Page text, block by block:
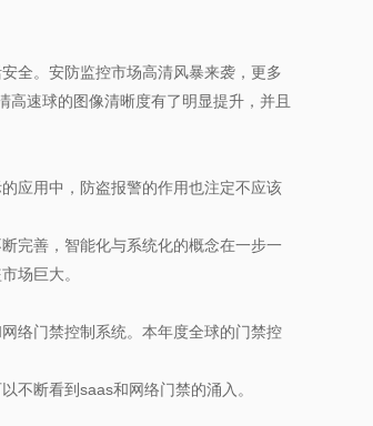
全。安防监控市场高清风暴来袭，更多
速球的图像清晰度有了明显提升，并且
应用中，防盗报警的作用也注定不应该
完善，智能化与系统化的概念在一步一
场巨大。
络门禁控制系统。本年度全球的门禁控
断看到saas和网络门禁的涌入。